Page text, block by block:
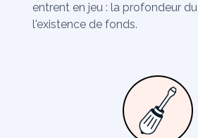
entrent en jeu : la profondeur
l'existence de fonds.